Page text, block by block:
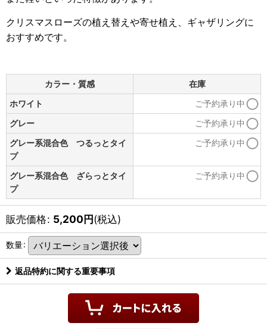
クリスマスローズの植え替えや寄せ植え、ギャザリングに
おすすめです。
カラー・質感
在庫
ホワイト
ご予約承り中
グレー
ご予約承り中
グレー系混合色 つるっとタイ
プ
ご予約承り中
グレー系混合色 ざらっとタイ
プ
ご予約承り中
販売価格: 5,200円(税込)
数量:
返品特約に関する重要事項